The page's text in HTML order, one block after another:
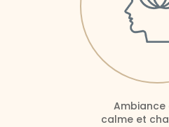
Ambiance
calme et